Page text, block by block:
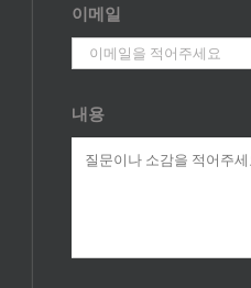
이메일
내용